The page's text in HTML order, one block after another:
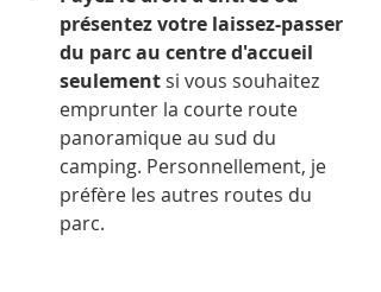
présentez votre laissez-passer
du parc au centre d'accueil
seulement si vous souhaitez
emprunter la courte route
panoramique au sud du
camping. Personnellement, je
préfère les autres routes du
parc.